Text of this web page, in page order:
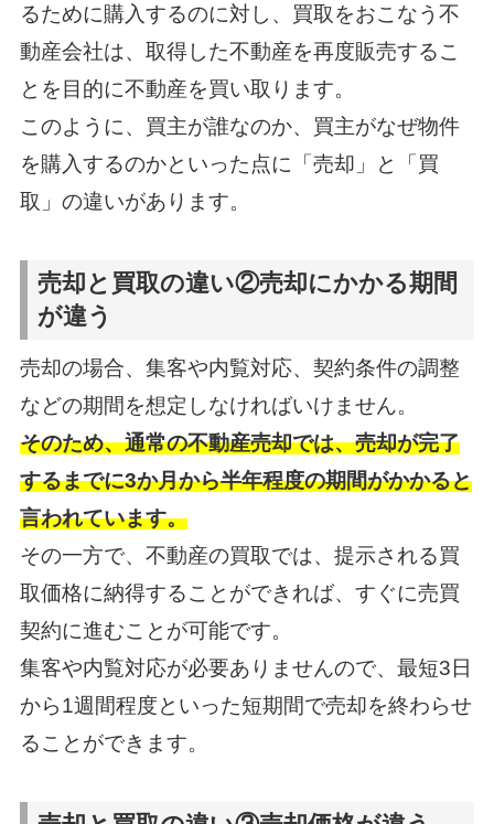
るために購入するのに対し、買取をおこなう不
動産会社は、取得した不動産を再度販売するこ
とを目的に不動産を買い取ります。
このように、買主が誰なのか、買主がなぜ物件
を購入するのかといった点に「売却」と「買
取」の違いがあります。
売却と買取の違い②売却にかかる期間
が違う
売却の場合、集客や内覧対応、契約条件の調整
などの期間を想定しなければいけません。
そのため、通常の不動産売却では、売却が完了
するまでに3か月から半年程度の期間がかかると
言われています。
その一方で、不動産の買取では、提示される買
取価格に納得することができれば、すぐに売買
契約に進むことが可能です。
集客や内覧対応が必要ありませんので、最短3日
から1週間程度といった短期間で売却を終わらせ
ることができます。